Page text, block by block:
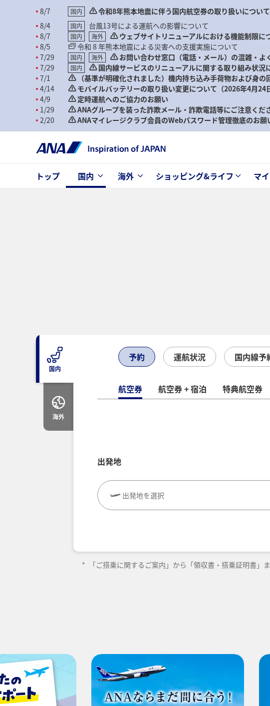
8/7 国内
令和8年熊本地震に伴う国内航空券の取り扱いについて
8/4
国内
台風13号による運航への影響について
8/7
国内 海外
ウェブサイトリニューアルにおける機能制限に
8/5
令和 8 年熊本地震による災害への支援実施について
7/29
国内 海外
お問い合わせ窓口（電話・メール）の混雑・よ
7/29
国内
国内線サービスのリニューアルに関する取り組み状況
7/1
（基準が明確化されました）機内持ち込み手荷物および身
4/14
モバイルバッテリーの取り扱い変更について（2026年4月24
4/9
定時運航へのご協力のお願い
1/29
ANAグループを装った詐欺メール・詐欺電話等にご注意くだ
2/20
ANAマイレージクラブ会員のWebパスワード管理徹底のお
トップ 国内 海外 ショッピング&ライフ マ
国内
海外
予約 運航状況 国内線予
航空券 航空券 + 宿泊 特典航空券
出発地
出発地を選択
往路出発日および時間帯
1人
* 「ご搭乗に関するご案内」から「領収書・搭乗証明書」